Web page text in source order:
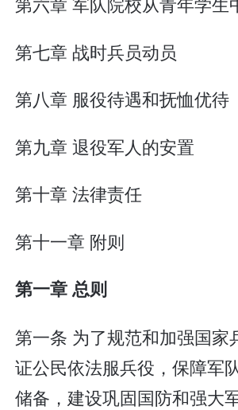
第七章 战时兵员动员
第八章 服役待遇和抚恤优待
第九章 退役军人的安置
第十章 法律责任
第十一章 附则
第一章 总则
第一条 为了规范和加强国家
证公民依法服兵役，保障军
储备，建设巩固国防和强大